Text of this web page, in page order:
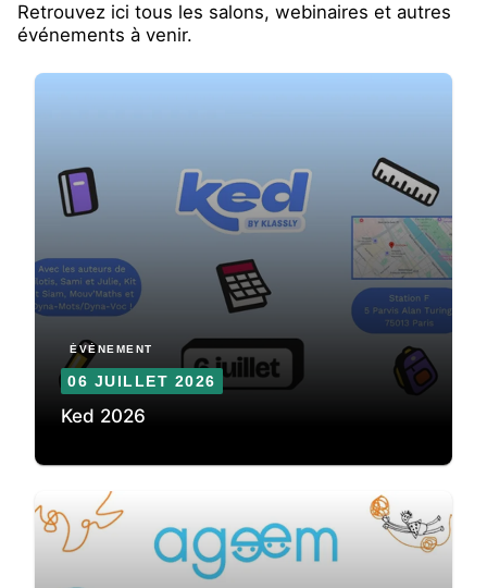
Retrouvez ici tous les salons, webinaires et autres
événements à venir.
ÉVÈNEMENT
06 JUILLET 2026
Ked 2026